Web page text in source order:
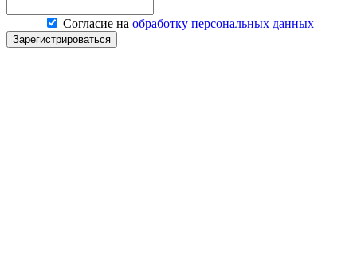
Согласие на обработку персональных данных
Зарегистрироваться